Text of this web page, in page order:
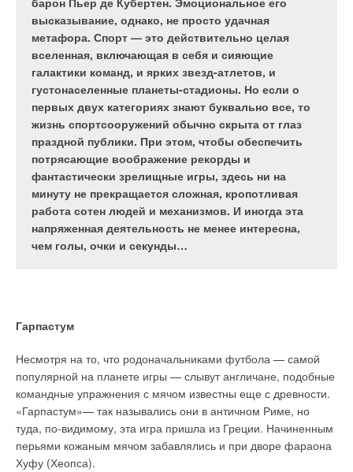
высказывание, однако, не просто удачная
метафора. Спорт — это действительно целая
вселенная, включающая в себя и сияющие
галактики команд, и ярких звезд-атлетов, и
густонаселенные планеты-стадионы. Но если о
первых двух категориях знают буквально все, то
жизнь спортсооружений обычно скрыта от глаз
праздной публики. При этом, чтобы обеспечить
потрясающие воображение рекорды и
фантастически зрелищные игры, здесь ни на
минуту не прекращается сложная, кропотливая
работа сотен людей и механизмов. И иногда эта
напряженная деятельность не менее интересна,
чем голы, очки и секунды…
Гарпастум
Несмотря на то, что родоначальниками футбола — самой
популярной на планете игры — слывут англичане, подобные
командные упражнения с мячом известны еще с древности.
«Гарпастум»— так назывались они в античном Риме, но
туда, по-видимому, эта игра пришла из Греции. Начиненным
перьями кожаным мячом забавлялись и при дворе фараона
Хуфу (Хеопса).
для работы на всех видах топлива. Это
надежность, качество, гарантийный срок до пяти
лет, отличное сервисное обслуживание,
рекламная поддержка и грамотно выстроенная
дистрибуция.
Оборудование торговой маркиAlphathermсоответствует
международным стандартам качества ISO 2001/ 9001, имеет
сертификат соответствия Госстандарта России и Разрешение
Федеральной службы по экологическому, технологическому
и атомному надзору. Торговая линейка Alphatherm
формировалась с учетом климатических и технических
экономичное энергопотребление, доступная цена,
в обслуживании.
Уже сейчас оборудование Alphatherm используется при
проектировании отопительных систем для квартир,
индивидуальных домов, промышленных котельных в
Екатеринбурге, Санкт-Петербурге, Казани, Саратове,
Ростове-на-Дону, Барнауле, Ставрополе, Перми, Уфе и
служб. А в последнее время жесткая связь между
вопросом о состоянии систем жизнеобеспечения и
неэффективным использованием энергоресурсов
заставила обратить на себя внимание многих
общественных организаций.
Почему не экономим?
Самым крупным потребителем энергоресурсов в условиях
нашей страны является коммунальная отрасль. Реформа
ЖКХ движется своим чередом, однако ситуацию,
складывающуюся внутри комплекса, все чаще вместо
водопровода — 65%, канализации и тепловых сетей — 63%,
электрических сетей — 58%, водопроводных насосных
станций — 65%, канализационных насосных станций — 57%.
На отопление и горячее водоснабжение идет до 40%
добываемых ресурсов, использование которых крайне
нерационально. Энергию «заглатывает» низкоэффективное
отопительное и водогрейное оборудование, КПД которого
колеблется около 60–70%, а у некоторых котлов,